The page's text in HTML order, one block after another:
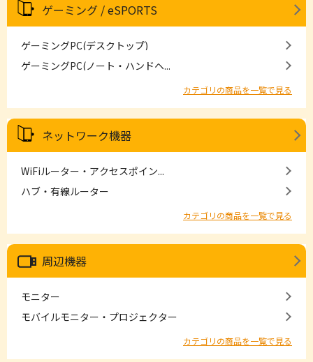
ゲーミング / eSPORTS
ゲーミングPC(デスクトップ)
ゲーミングPC(ノート・ハンドヘ...
カテゴリの商品を一覧で見る
ネットワーク機器
WiFiルーター・アクセスポイン...
ハブ・有線ルーター
カテゴリの商品を一覧で見る
周辺機器
モニター
モバイルモニター・プロジェクター
カテゴリの商品を一覧で見る